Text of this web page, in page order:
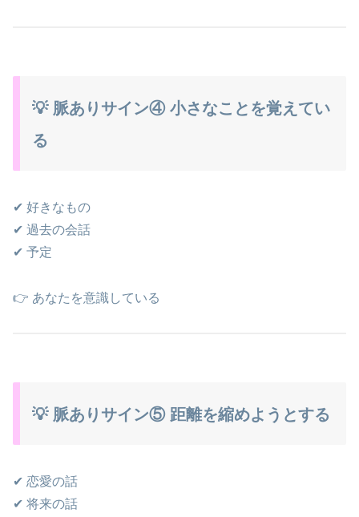
💡 脈ありサイン④ 小さなことを覚えてい
る
✔ 好きなもの
✔ 過去の会話
✔ 予定
👉 あなたを意識している
💡 脈ありサイン⑤ 距離を縮めようとする
✔ 恋愛の話
✔ 将来の話